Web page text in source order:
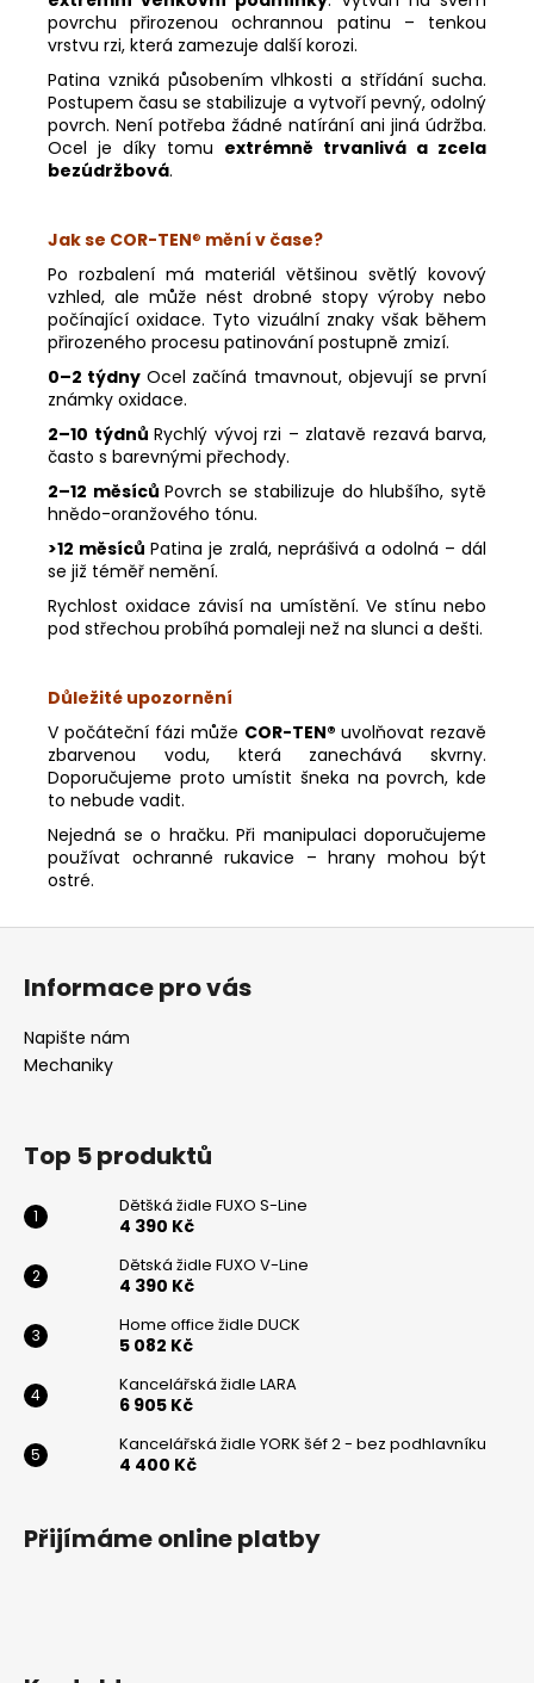
povrchu přirozenou ochrannou patinu – tenkou
vrstvu rzi, která zamezuje další korozi.
Patina vzniká působením vlhkosti a střídání sucha.
Postupem času se stabilizuje a vytvoří pevný, odolný
povrch. Není potřeba žádné natírání ani jiná údržba.
Ocel je díky tomu extrémně trvanlivá a zcela
bezúdržbová.
Jak se COR-TEN® mění v čase?
Po rozbalení má materiál většinou světlý kovový
vzhled, ale může nést drobné stopy výroby nebo
počínající oxidace. Tyto vizuální znaky však během
přirozeného procesu patinování postupně zmizí.
0–2 týdny Ocel začíná tmavnout, objevují se první
známky oxidace.
2–10 týdnů Rychlý vývoj rzi – zlatavě rezavá barva,
často s barevnými přechody.
2–12 měsícůPovrch se stabilizuje do hlubšího, sytě
hnědo-oranžového tónu.
>12 měsíců Patina je zralá, neprášivá a odolná – dál
se již téměř nemění.
Rychlost oxidace závisí na umístění. Ve stínu nebo
pod střechou probíhá pomaleji než na slunci a dešti.
Důležité upozornění
V počáteční fázi může COR-TEN® uvolňovat rezavě
zbarvenou vodu, která zanechává skvrny.
Doporučujeme proto umístit šneka na povrch, kde
to nebude vadit.
Nejedná se o hračku. Při manipulaci doporučujeme
používat ochranné rukavice – hrany mohou být
ostré.
Z
Informace pro vás
Napište nám
Mechaniky
Top 5 produktů
Dětšká židle FUXO S-Line
4 390 Kč
Dětská židle FUXO V-Line
4 390 Kč
Home office židle DUCK
5 082 Kč
Kancelářská židle LARA
6 905 Kč
Kancelářská židle YORK šéf 2 - bez podhlavníku
4 400 Kč
Přijímáme online platby
Odeslat